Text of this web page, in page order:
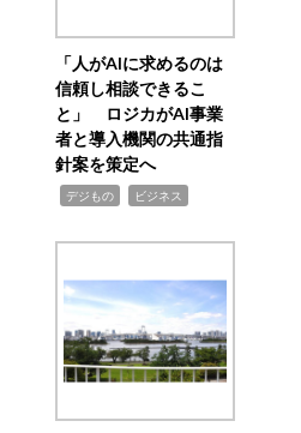
「人がAIに求めるのは
信頼し相談できるこ
と」 ロジカがAI事業
者と導入機関の共通指
針案を策定へ
デジもの ビジネス